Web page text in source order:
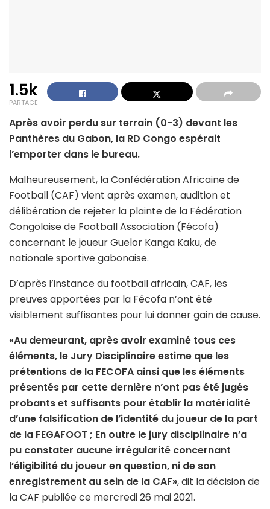
1.5k
PARTAGE
Après avoir perdu sur terrain (0-3) devant les
Panthères du Gabon, la RD Congo espérait
l’emporter dans le bureau.
Malheureusement, la Confédération Africaine de
Football (CAF) vient après examen, audition et
délibération de rejeter la plainte de la Fédération
Congolaise de Football Association (Fécofa)
concernant le joueur Guelor Kanga Kaku, de
nationale sportive gabonaise.
D’après l’instance du football africain, CAF, les
preuves apportées par la Fécofa n’ont été
visiblement suffisantes pour lui donner gain de cause.
«Au demeurant, après avoir examiné tous ces
éléments, le Jury Disciplinaire estime que les
prétentions de la FECOFA ainsi que les éléments
présentés par cette dernière n’ont pas été jugés
probants et suffisants pour établir la matérialité
d’une falsification de l’identité du joueur de la part
de la FEGAFOOT ; En outre le jury disciplinaire n’a
pu constater aucune irrégularité concernant
l’éligibilité du joueur en question, ni de son
enregistrement au sein de la CAF», dit la décision de
la CAF publiée ce mercredi 26 mai 2021.